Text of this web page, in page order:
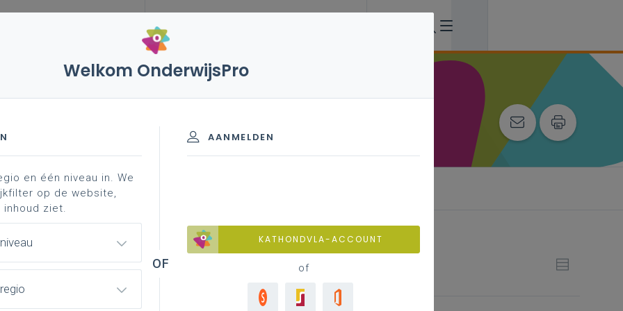
vakken en leerplannen 2de graad
basisinformatie ondersteun ...
graad - A-finaliteit
achtergrond
het leerplan II-Keu-a
Welkom OnderwijsPro
AANMELDEN
KATHONDVLA-ACCOUNT
of
en één niveau in. We
op de website,
ziet.